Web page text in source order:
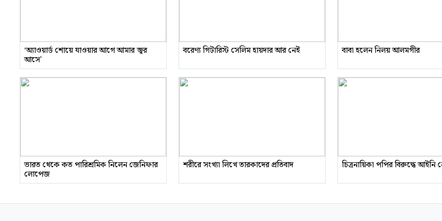
‘অ্যাওয়ার্ড শোয়ে যাওয়ার আগে আমার জ্বর
আসে’
বরেণ্য গিটারিস্ট সেলিম হায়দার আর নেই বাবা হলেন নিলয় আলমগীর
ভারত থেকে কত পারিশ্রমিক নিলেন জেনিফার
লোপেজ
শরীরে সংখ্যা লিখে তারকাদের প্রতিবাদ চিত্রনায়িকা পপির বিরুদ্ধে আইনি